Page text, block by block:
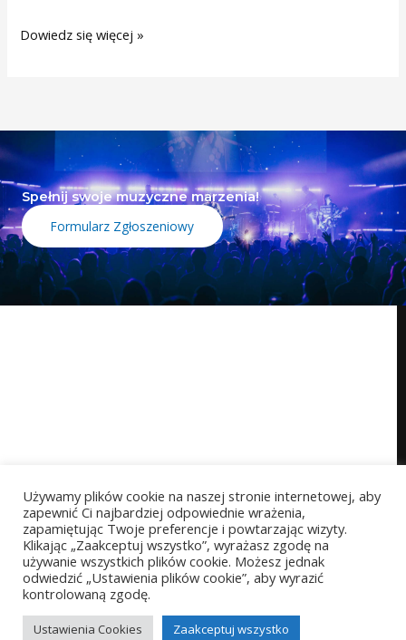
Dowiedz się więcej »
Spełnij swoje muzyczne marzenia!
Formularz Zgłoszeniowy
Copyright © 2026 StarProject akademia wokalu
Powered by StarProject akademia wokalu
Używamy plików cookie na naszej stronie internetowej, aby
zapewnić Ci najbardziej odpowiednie wrażenia,
zapamiętując Twoje preferencje i powtarzając wizyty.
Klikając „Zaakceptuj wszystko”, wyrażasz zgodę na
używanie wszystkich plików cookie. Możesz jednak
odwiedzić „Ustawienia plików cookie”, aby wyrazić
kontrolowaną zgodę.
Ustawienia Cookies Zaakceptuj wszystko